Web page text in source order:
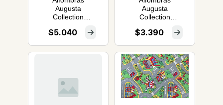
Augusta
Collection
$5.040
Augusta
Collection
$3.390